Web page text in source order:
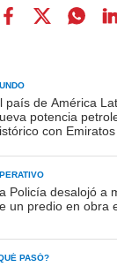
país de América
potencia
con
Policía desalojó a
un predio en obra
PASÓ?